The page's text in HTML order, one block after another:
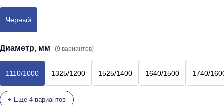
Черный
Диаметр, мм (9 вариантов)
1110/1000 1325/1200 1525/1400 1640/1500 1740/
+ Еще 4 вариантов